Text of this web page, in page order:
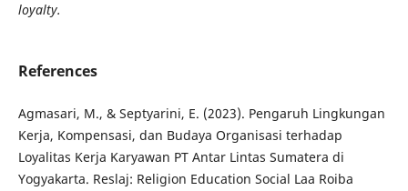
loyalty.
References
Agmasari, M., & Septyarini, E. (2023). Pengaruh Lingkungan
Kerja, Kompensasi, dan Budaya Organisasi terhadap
Loyalitas Kerja Karyawan PT Antar Lintas Sumatera di
Yogyakarta. Reslaj: Religion Education Social Laa Roiba